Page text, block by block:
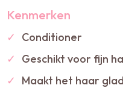
Kenmerken
✓
Conditioner
✓
Geschikt voor fijn
✓
Maakt het haar